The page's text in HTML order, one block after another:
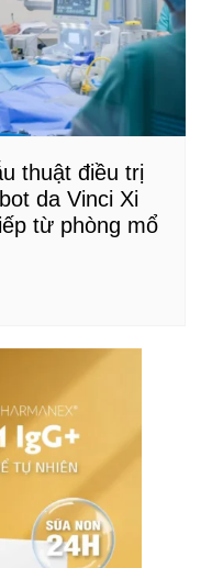
thuật điều trị
da Vinci Xi
từ phòng mổ